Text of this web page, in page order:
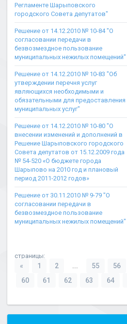
Регламенте Шарыповского
городского Совета депутатов"
Решение от 14.12.2010 № 10-84 "О
согласовании передачи в
безвозмездное пользование
муниципальных нежилых помещений"
Решение от 14.12.2010 № 10-83 "Об
утверждении перечня услуг
являющихся необходимыми и
обязательными для предоставления
муниципальных услуг"
Решение от 14.12.2010 № 10-80 "О
внесении изменений и дополнений в
Решение Шарыповского городского
Совета депутатов от 15.12.2009 года
№ 54-520 «О бюджете города
Шарыпово на 2010 год и плановый
период 2011-2012 годов»
Решение от 30.11.2010 № 9-79 "О
согласовании передачи в
безвозмездное пользование
муниципальных нежилых помещений"
страницы:
« 1 2 ... 55 56
60
61 62 63 64